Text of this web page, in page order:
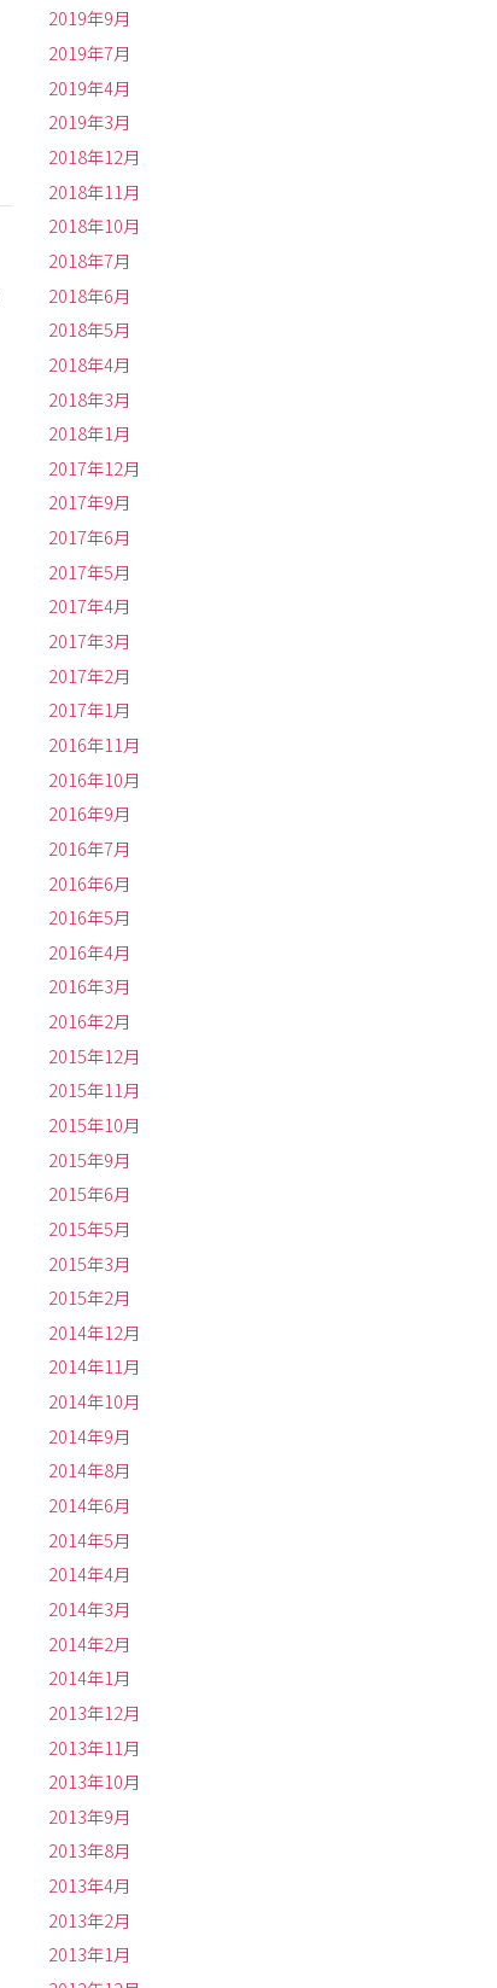
2019年9月
2019年7月
2019年4月
2019年3月
2018年12月
2018年11月
2018年10月
2018年7月
2018年6月
2018年5月
2018年4月
2018年3月
2018年1月
2017年12月
2017年9月
2017年6月
2017年5月
2017年4月
2017年3月
2017年2月
2017年1月
2016年11月
2016年10月
2016年9月
2016年7月
2016年6月
2016年5月
2016年4月
2016年3月
2016年2月
2015年12月
2015年11月
2015年10月
2015年9月
2015年6月
2015年5月
2015年3月
2015年2月
2014年12月
2014年11月
2014年10月
2014年9月
2014年8月
2014年6月
2014年5月
2014年4月
2014年3月
2014年2月
2014年1月
2013年12月
2013年11月
2013年10月
2013年9月
2013年8月
2013年4月
2013年2月
2013年1月